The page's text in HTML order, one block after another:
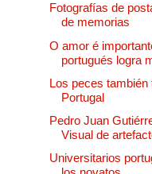
Fotografías de
de memorias
O amor é
portugués logra
Los peces también
Portugal
Pedro Juan
Visual de
Universitarios